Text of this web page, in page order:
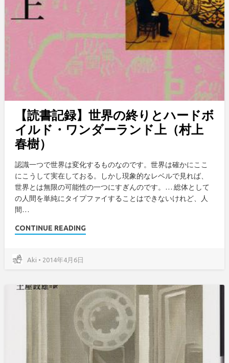
【読書記録】世界の終りとハードボ
イルド・ワンダーランド上（村上
春樹）
認識一つで世界は変化するものなのです。世界は確かにここ
にこうして実在しておる。しかし現象的なレベルで見れば、
世界とは無限の可能性の一つにすぎんのです。… 総体として
の人間を単純にタイプファイすることはできないけれど、人
間…
CONTINUE READING
Aki • 2014年4月6日